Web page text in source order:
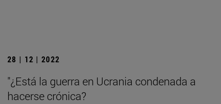
28 | 12 | 2022
"¿Está la guerra en Ucrania condenada a
hacerse crónica?